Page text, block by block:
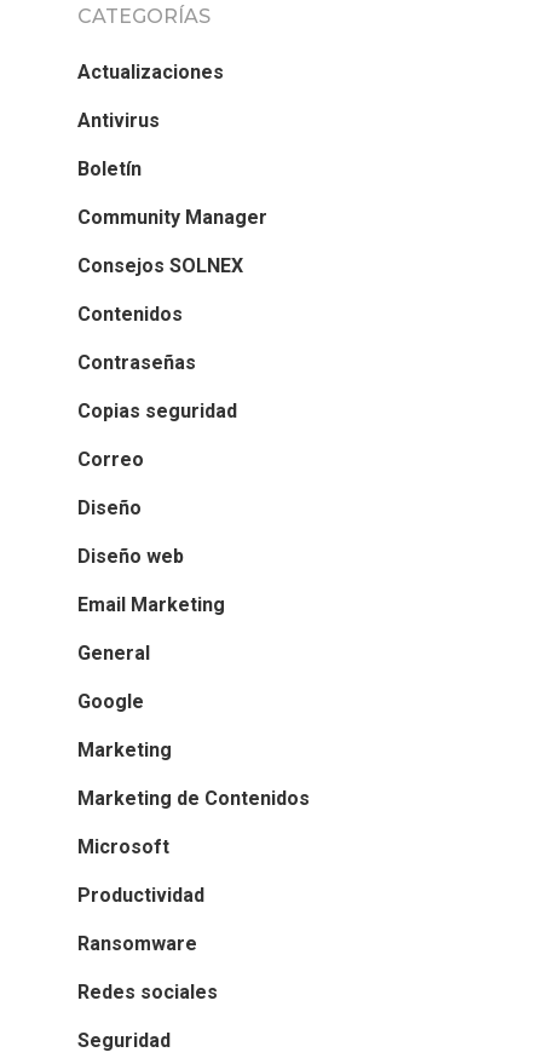
CATEGORÍAS
Actualizaciones
Antivirus
Boletín
Community Manager
Consejos SOLNEX
Contenidos
Contraseñas
Copias seguridad
Correo
Diseño
Diseño web
Email Marketing
General
Google
Marketing
Marketing de Contenidos
Microsoft
Productividad
Ransomware
Redes sociales
Seguridad